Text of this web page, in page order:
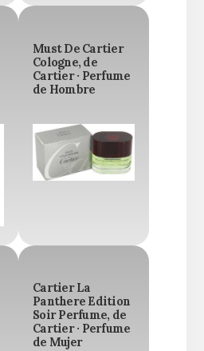
Must De Cartier
Cologne, de
Cartier · Perfume
de Hombre
Cartier La
Panthere Edition
Soir Perfume, de
Cartier · Perfume
de Mujer